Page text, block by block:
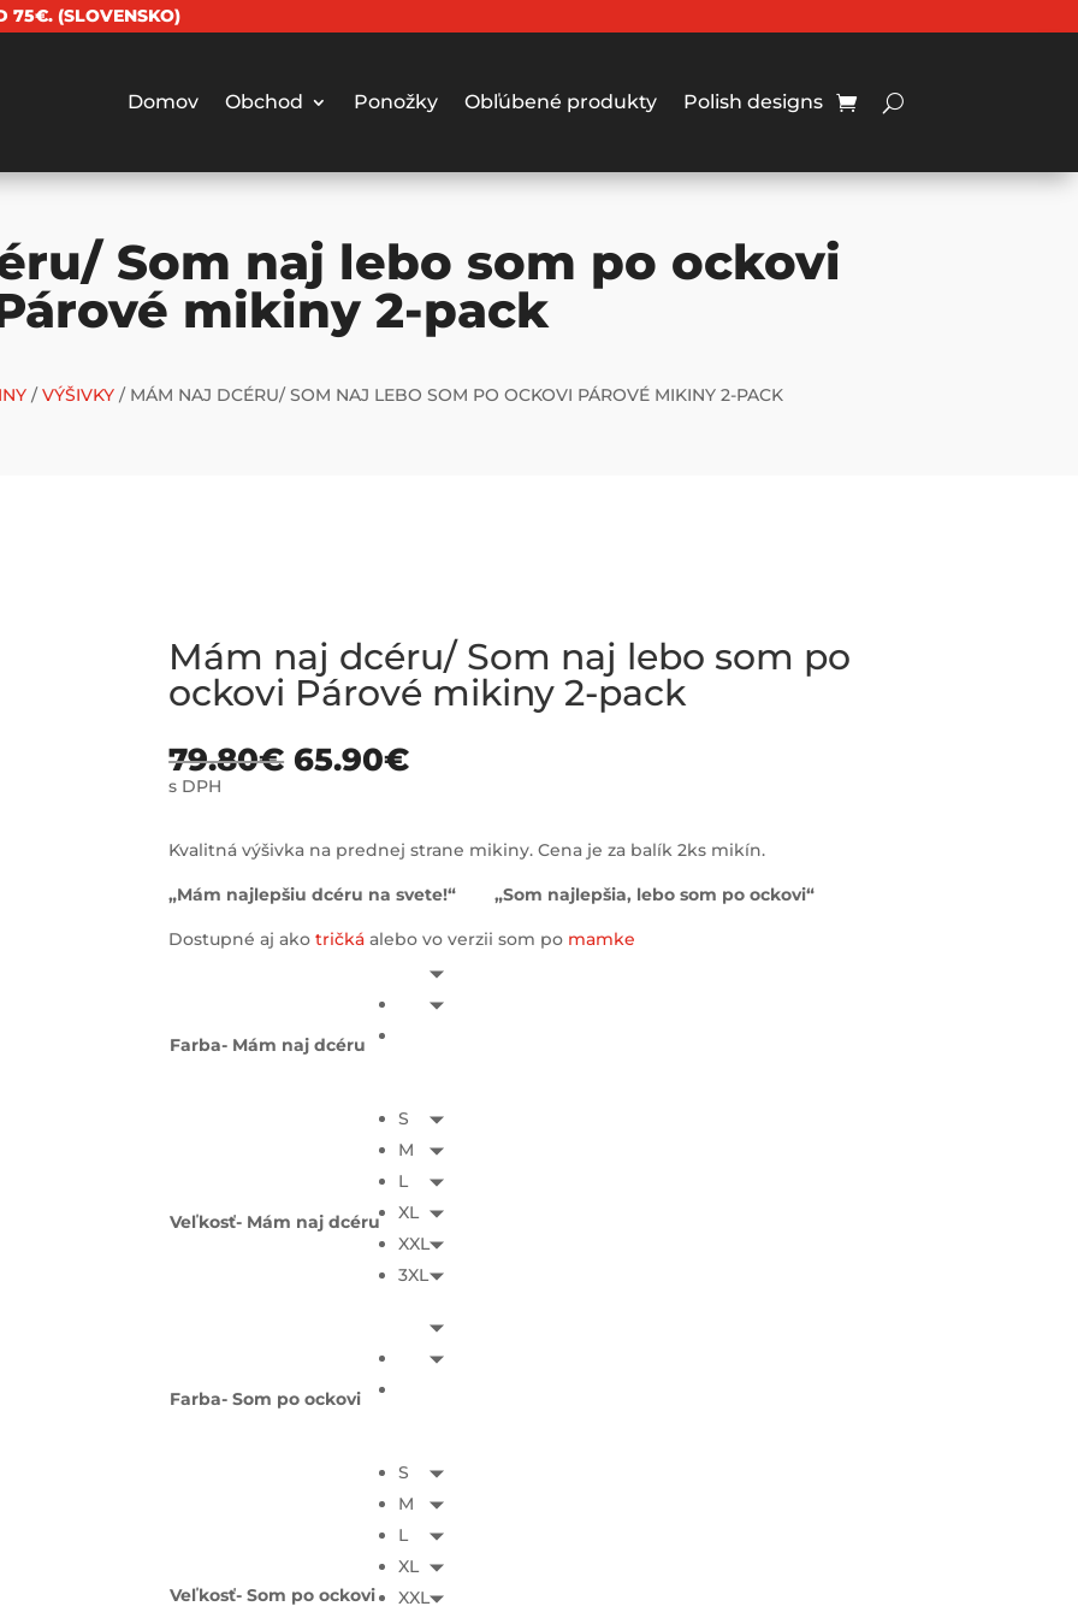
75€. (SLOVENSKO)
Domov Obchod Ponožky Obľúbené produkty Polish designs
Som naj lebo som po ockovi
mikiny 2-pack
/ VÝŠIVKY/ MÁM NAJ DCÉRU/ SOM NAJ LEBO SOM PO OCKOVI PÁROVÉ MIKINY 2-PACK
Mám naj dcéru/ Som naj lebo som po
ockovi Párové mikiny 2-pack
79.80€ 65.90€
s DPH
Kvalitná výšivka na prednej strane mikiny. Cena je za balík 2ks mikín.
„Mám najlepšiu dcéru na svete!“ „Som najlepšia, lebo som po ockovi“
Dostupné aj akotričká alebo vo verzii som po mamke
Farba- Mám naj dcéru
Veľkosť- Mám naj dcéru
S
M
L
XL
XXL
3XL
Farba- Som po ockovi
Veľkosť- Som po ockovi
S
M
L
XL
XXL